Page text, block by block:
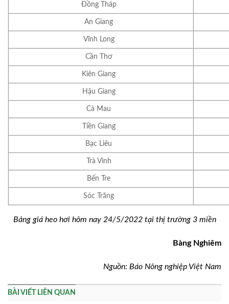
Đồng Tháp
An Giang
Vĩnh Long
Cần Thơ
Kiên Giang
Hậu Giang
Cà Mau
Tiền Giang
Bạc Liêu
Trà Vinh
Bến Tre
Sóc Trăng
Bảng giá heo hơi hôm nay 24/5/2022 tại thị trường 3 miền
Bàng Nghiêm
Nguồn: Báo Nông nghiệp Việt Nam
BÀI VIẾT LIÊN QUAN